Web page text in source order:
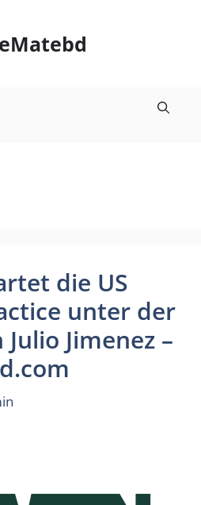
die US
unter der
Jimenez –